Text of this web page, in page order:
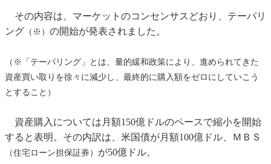
その内容は、マーケットのコンセンサスどおり、テーパリ
ング （※） の開始が発表されました。
（※「テーパリング」とは、量的緩和政策により、進められてきた
資産買い取りを徐々に減少し、最終的に購入額をゼロにしていこう
とすること）
資産購入については月額150億ドルのペースで縮小を開始
すると表明。その内訳は、米国債が月額100億ドル、ＭＢＳ
（住宅ローン担保証券） が50億ドル。